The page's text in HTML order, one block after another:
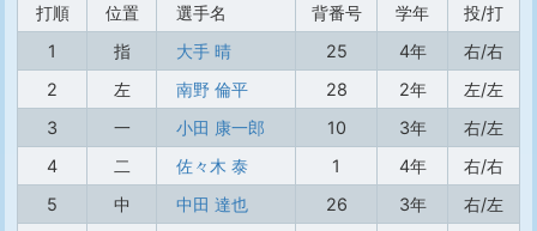
打順
位置 選手名 背番号 学年
投/打
1
指 大手 晴 25 4年
右/右
2
左 南野 倫平 28 2年
左/左
3
一 小田 康一郎 10 3年
右/左
4
二 佐々木 泰 1 4年
右/右
5
中 中田 達也 26 3年
右/左